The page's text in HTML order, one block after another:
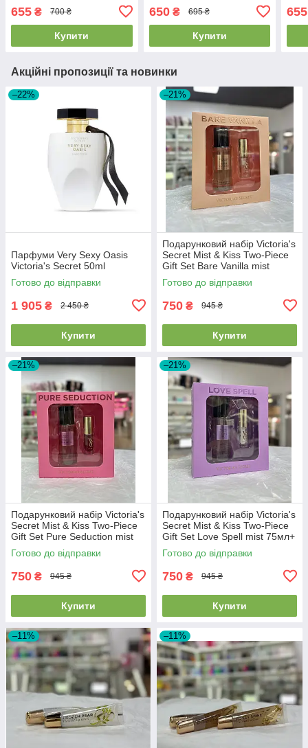
655 ₴ 700 ₴
Купити
650₴ 695 ₴
Купити
655
Акційні пропозиції та новинки
–22%
Парфуми Very Sexy Oasis
Victoria's Secret 50ml
Готово до відправки
1 905 ₴ 2 450 ₴
Купити
–21%
Подарунковий набір Victoria's
Secret Mist & Kiss Two-Piece
Gift Set Bare Vanilla mist
75мл+ lip oil 3.2г
Готово до відправки
750 ₴ 945 ₴
Купити
–21%
Подарунковий набір Victoria's
Secret Mist & Kiss Two-Piece
Gift Set Pure Seduction mist
75мл+ lip oil 3.2г
Готово до відправки
750 ₴ 945 ₴
Купити
–21%
Подарунковий набір Victoria's
Secret Mist & Kiss Two-Piece
Gift Set Love Spell mist 75мл+
lip oil 3.2г
Готово до відправки
750 ₴ 945 ₴
Купити
–11% –11%